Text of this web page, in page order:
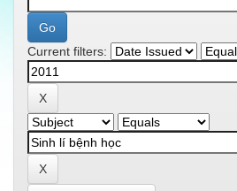
Current filters: